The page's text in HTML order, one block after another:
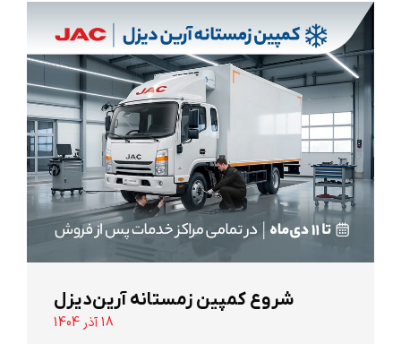
شروع کمپین زمستانه آرین‌دیزل
18 آذر 1404